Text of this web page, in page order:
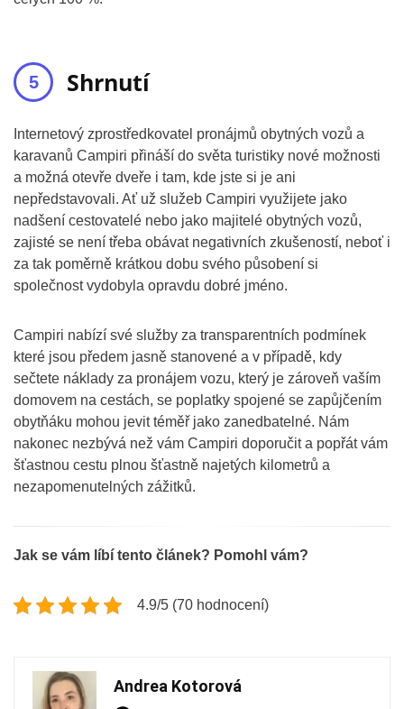
Shrnutí
Internetový zprostředkovatel pronájmů obytných vozů a
karavanů Campiri přináší do světa turistiky nové možnosti
a možná otevře dveře i tam, kde jste si je ani
nepředstavovali. Ať už služeb Campiri využijete jako
nadšení cestovatelé nebo jako majitelé obytných vozů,
zajisté se není třeba obávat negativních zkušeností, neboť i
za tak poměrně krátkou dobu svého působení si
společnost vydobyla opravdu dobré jméno.
Campiri nabízí své služby za transparentních podmínek
které jsou předem jasně stanovené a v případě, kdy
sečtete náklady za pronájem vozu, který je zároveň vaším
domovem na cestách, se poplatky spojené se zapůjčením
obytňáku mohou jevit téměř jako zanedbatelné. Nám
nakonec nezbývá než vám Campiri doporučit a popřát vám
šťastnou cestu plnou šťastně najetých kilometrů a
nezapomenutelných zážitků.
Jak se vám líbí tento článek? Pomohl vám?
4.9/5 (70 hodnocení)
Andrea Kotorová